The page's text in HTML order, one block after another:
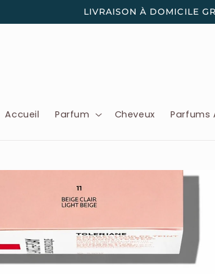
LIVRAISON À DOMICILE
Accueil Parfum Cheveux Parfums